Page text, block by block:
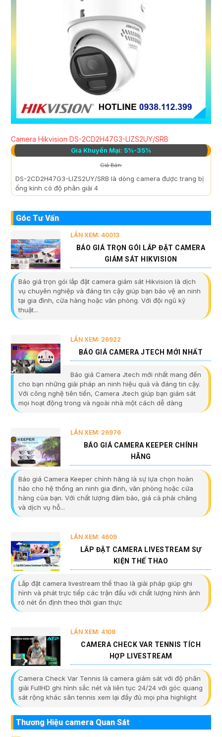
Camera Hikvision DS-2CD2H47G3-LIZS2UY/SRB
Giá Khuyến Mại: 5%-35%
Giá Bán:
DS-2CD2H47G3-LIZS2UY/SRB là dòng camera được trang bị
ống kính có độ phân giải 4
Góc Tư Vấn
LẦN XEM: 40013
BÁO GIÁ TRỌN GÓI LẮP ĐẶT CAMERA
GIÁM SÁT HIKVISION
Báo giá trọn gói lắp đặt camera giám sát Hikvision là dịch
vụ chuyên nghiệp và đáng tin cậy giúp bạn bảo vệ an ninh
tại gia đình, cửa hàng hoặc văn phòng. Với đội ngũ kỹ
thuật...
LẦN XEM: 26922
BÁO GIÁ CAMERA JTECH MỚI NHẤT
Báo giá Camera Jtech mới nhất mang đến
cho bạn những giải pháp an ninh hiệu quả và đáng tin cậy.
Với công nghệ tiên tiến, Camera Jtech giúp bạn giám sát
mọi hoạt động trong và ngoài nhà một cách dễ dàng
LẦN XEM: 26976
BÁO GIÁ CAMERA KEEPER CHÍNH
HÃNG
Báo giá Camera Keeper chính hãng là sự lựa chọn hoàn
hảo cho hệ thống an ninh gia đình, văn phòng hoặc cửa
hàng của bạn. Với chất lượng đảm bảo, giá cả phải chăng
và dịch vụ hỗ...
LẦN XEM: 4609
LẮP ĐẶT CAMERA LIVESTREAM SỰ
KIỆN THỂ THAO
Lắp đặt camera livestream thể thao là giải pháp giúp ghi
hình và phát trực tiếp các trận đấu với chất lượng hình ảnh
rõ nét ổn định theo thời gian thực
LẦN XEM: 4108
CAMERA CHECK VAR TENNIS TÍCH
HỢP LIVESTREAM
Camera Check Var Tennis là camera giám sát với độ phân
giải FullHD ghi hình sắc nét và liên tục 24/24 với góc quang
sát rộng khác sân tennis xem lại đầy đủ mọi pha highlight
Thương Hiệu camera Quan Sát